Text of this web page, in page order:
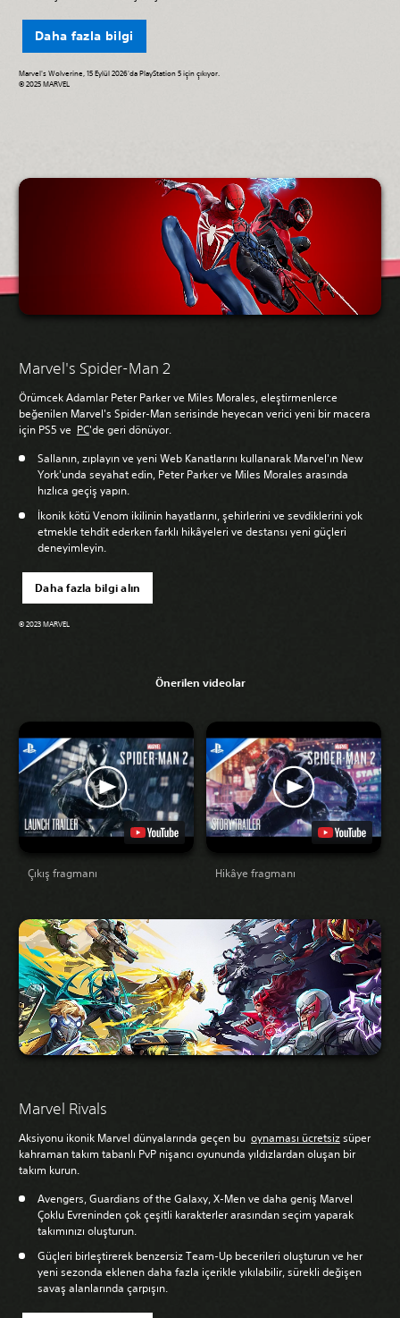
Daha fazla bilgi
Marvel's Wolverine, 15 Eylül 2026'da PlayStation 5 için çıkıyor.
© 2025 MARVEL
Marvel's Spider-Man 2
Örümcek Adamlar Peter Parker ve Miles Morales, eleştirmenlerce
beğenilen Marvel's Spider-Man serisinde heyecan verici yeni bir macera
için PS5 ve PC'de geri dönüyor.
Sallanın, zıplayın ve yeni Web Kanatlarını kullanarak Marvel'ın New
York'unda seyahat edin, Peter Parker ve Miles Morales arasında
hızlıca geçiş yapın.
İkonik kötü Venom ikilinin hayatlarını, şehirlerini ve sevdiklerini yok
etmekle tehdit ederken farklı hikâyeleri ve destansı yeni güçleri
deneyimleyin.
Daha fazla bilgi alın
© 2023 MARVEL
Önerilen videolar
Çıkış fragmanı Hikâye fragmanı
Marvel Rivals
Aksiyonu ikonik Marvel dünyalarında geçen bu oynaması ücretsizsüper
kahraman takım tabanlı PvP nişancı oyununda yıldızlardan oluşan bir
takım kurun.
Avengers, Guardians of the Galaxy, X-Men ve daha geniş Marvel
Çoklu Evreninden çok çeşitli karakterler arasından seçim yaparak
takımınızı oluşturun.
Güçleri birleştirerek benzersiz Team-Up becerileri oluşturun ve her
yeni sezonda eklenen daha fazla içerikle yıkılabilir, sürekli değişen
savaş alanlarında çarpışın.